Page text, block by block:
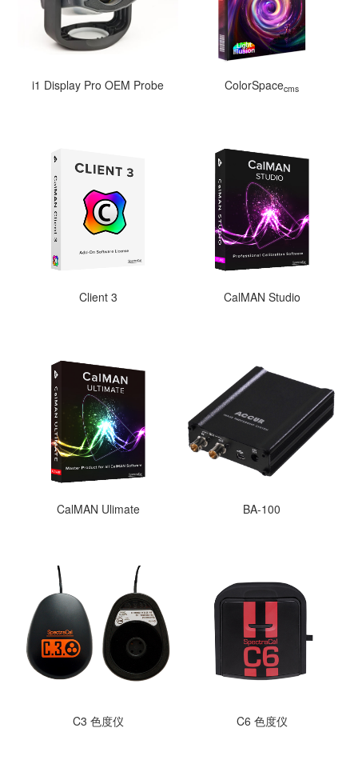
i1 Display Pro OEM Probe ColorSpacecms
Client 3 CalMAN Studio
CalMAN Ulimate BA-100
C3 色度仪 C6 色度仪